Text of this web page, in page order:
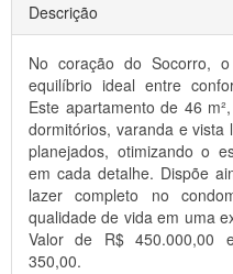
Descrição
No coração do Socorro,
equilíbrio ideal entre
Este apartamento de 46
dormitórios, varanda e
planejados, otimizando o
em cada detalhe. Dispõe
lazer completo no
qualidade de vida em uma
Valor de R$ 450.000,00
350,00.